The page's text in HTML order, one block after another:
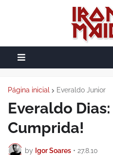
Página inicial Everaldo Junior
Everaldo
Cumprida!
by Igor Soares • 27.8.10